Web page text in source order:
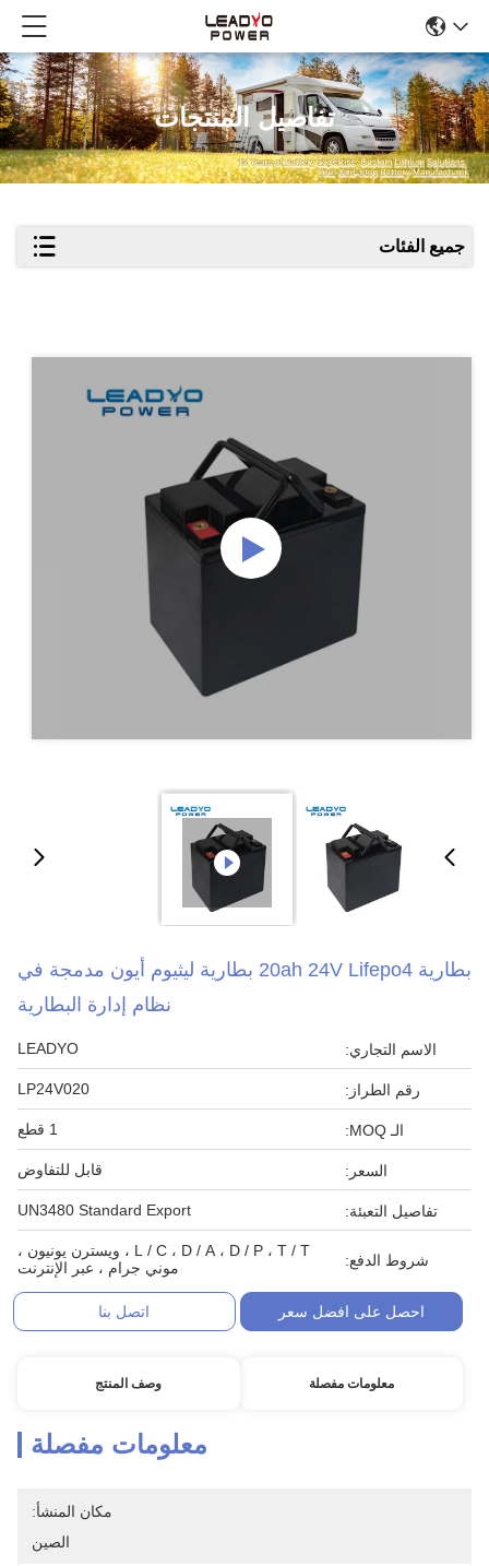
تفاصيل المنتجات
جميع الفئات
بطارية 20ah 24V Lifepo4 بطارية ليثيوم أيون مدمجة في
نظام إدارة البطارية
الاسم التجاري: LEADYO
رقم الطراز: LP24V020
الـ MOQ: 1 قطع
السعر: قابل للتفاوض
تفاصيل التعبئة: UN3480 Standard Export
شروط الدفع:
L / C ، D / A ، D / P ، T / T ، ويسترن يونيون ،
موني جرام ، عبر الإنترنت
احصل على افضل سعر اتصل بنا
معلومات مفصلة وصف المنتج
معلومات مفصلة
مكان المنشأ:
الصين